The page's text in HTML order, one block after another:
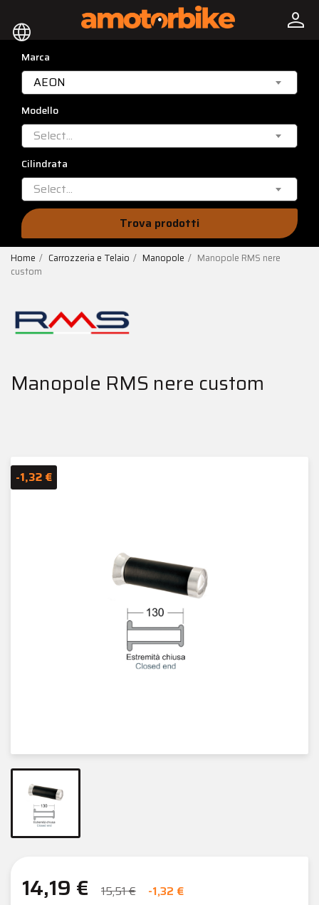
language person
Marca
AEON
Modello
Select...
Cilindrata
Select...
Trova prodotti
Home Carrozzeria e Telaio Manopole
Manopole RMS nere
custom
Manopole RMS nere custom
-1,32 €
14,19 € 15,51 € -1,32 €